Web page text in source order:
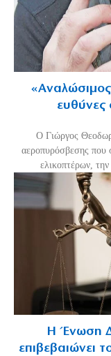
ευθύνες
Ο Γιώργος
αεροπυρόσβεσης που
ελικοπτέρων,
Η Ένωση
επιβεβαιώνει